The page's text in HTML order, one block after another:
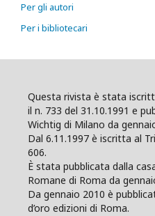
Per gli autori
Per i bibliotecari
Questa rivista è stata
il n. 733 del 31.10.1991 e
Wichtig di Milano da
Dal 6.11.1997 è iscritta al
606.
È stata pubblicata dalla
Romane di Roma da
Da gennaio 2010 è
d’oro edizioni di Roma.